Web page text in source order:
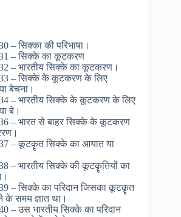
– सिक्का की परिभाषा।
– सिक्के का कूटकरण
– भारतीय सिक्के का कूटकरण।
– सिक्के के कूटकरण के लिए
बेचना।
– भारतीय सिक्के के कूटकरण के लिए
बे।
– भारत से बाहर सिक्के के कूटकरण
– कूटकॄत सिक्के का आयात या
– भारतीय सिक्के की कूटकॄतियों का
– सिक्के का परिदान जिसका कूटकॄत
के समय ज्ञात था।
– उस भारतीय सिक्के का परिदान